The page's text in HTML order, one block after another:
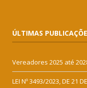
ÚLTIMAS
Vereadores 2025 até
LEI Nº 3493/2023, DE 21